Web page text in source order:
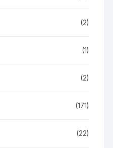
(2)
(1)
(2)
(171)
(22)